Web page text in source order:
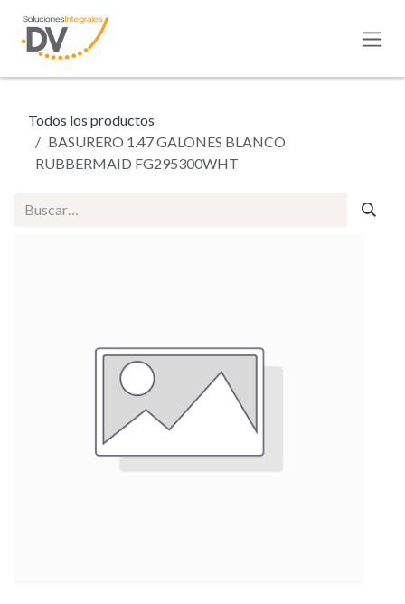
Todos los productos
BASURERO 1.47 GALONES BLANCO
RUBBERMAID FG295300WHT